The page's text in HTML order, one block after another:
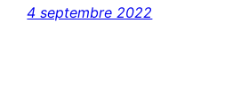
4 septembre 2022